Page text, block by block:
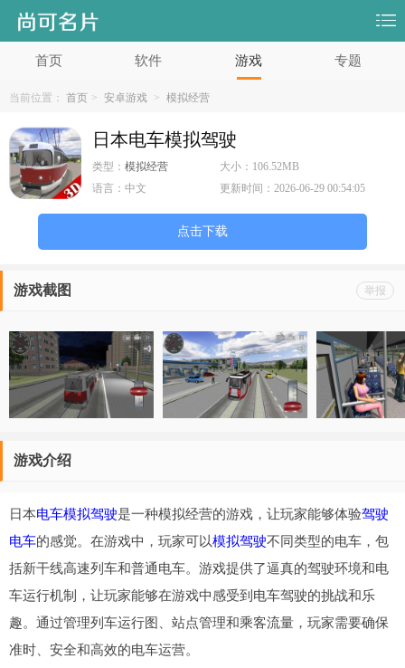
首页 软件 游戏 专题
当前位置： 首页 > 安卓游戏 > 模拟经营
日本电车模拟驾驶
类型： 模拟经营 大小： 106.52MB
语言： 中文 更新时间：2026-06-29 00:54:05
点击下载
举报
游戏截图
游戏介绍
日本电车模拟驾驶是一种模拟经营的游戏，让玩家能够体验驾驶
电车的感觉。在游戏中，玩家可以模拟驾驶不同类型的电车，包
括新干线高速列车和普通电车。游戏提供了逼真的驾驶环境和电
车运行机制，让玩家能够在游戏中感受到电车驾驶的挑战和乐
趣。通过管理列车运行图、站点管理和乘客流量，玩家需要确保
准时、安全和高效的电车运营。